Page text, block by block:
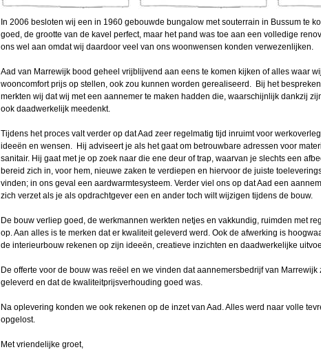
In 2006 besloten wij een in 1960 gebouwde bungalow met souterrain in Bussum te
goed, de grootte van de kavel perfect, maar het pand was toe aan een volledige
ons wel aan omdat wij daardoor veel van ons woonwensen konden verwezenlijken.
Aad van Marrewijk bood geheel vrijblijvend aan eens te komen kijken of alles waar
wooncomfort prijs op stellen, ook zou kunnen worden gerealiseerd. Bij het
merkten wij dat wij met een aannemer te maken hadden die, waarschijnlijk dankzij
ook daadwerkelijk meedenkt.
Tijdens het proces valt verder op dat Aad zeer regelmatig tijd inruimt voor
ideeën en wensen. Hij adviseert je als het gaat om betrouwbare adressen voor
sanitair. Hij gaat met je op zoek naar die ene deur of trap, waarvan je slechts een
bereid zich in, voor hem, nieuwe zaken te verdiepen en hiervoor de juiste
vinden; in ons geval een aardwarmtesysteem. Verder viel ons op dat Aad een
zich verzet als je als opdrachtgever een en ander toch wilt wijzigen tijdens de bouw.
De bouw verliep goed, de werkmannen werkten netjes en vakkundig, ruimden met
op. Aan alles is te merken dat er kwaliteit geleverd werd. Ook de afwerking is
de interieurbouw rekenen op zijn ideeën, creatieve inzichten en daadwerkelijke
De offerte voor de bouw was reëel en we vinden dat aannemersbedrijf van Marrewijk
geleverd en dat de kwaliteitprijsverhouding goed was.
Na oplevering konden we ook rekenen op de inzet van Aad. Alles werd naar volle
opgelost.
Met vriendelijke groet,